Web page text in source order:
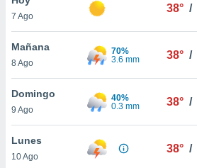
en
más
nuestra
de
7 Ago
38° /
Mañana
8 Ago
70%
3.6 mm
38° /
Domingo
9 Ago
40%
0.3 mm
38° /
Lunes
10 Ago
38° /